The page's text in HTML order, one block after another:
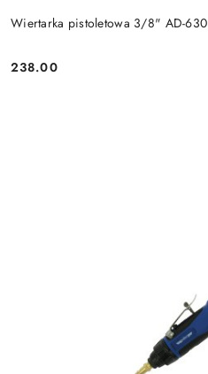
Wiertarka pistoletowa 3/8" AD-630
Cena:
238.00